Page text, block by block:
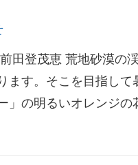
田登茂恵 荒地砂漠の
す。そこを目指して
」の明るいオレンジ